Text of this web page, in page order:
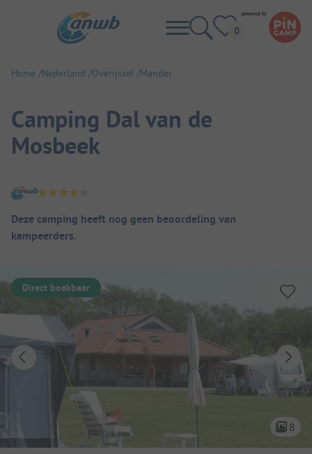
Home Nederland Overijssel Mander
Camping Dal van de
Mosbeek
Camping overzicht
Deze camping heeft nog geen beoordeling van
kampeerders.
Direct boekbaar
8